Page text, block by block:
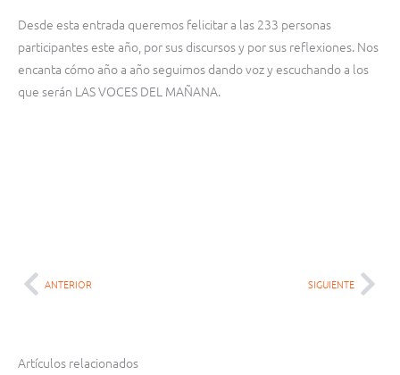
Desde esta entrada queremos felicitar a las 233 personas
participantes este año, por sus discursos y por sus reflexiones. Nos
encanta cómo año a año seguimos dando voz y escuchando a los
que serán LAS VOCES DEL MAÑANA.
AntANTERIOR SIGUIENTE
Artículos relacionados